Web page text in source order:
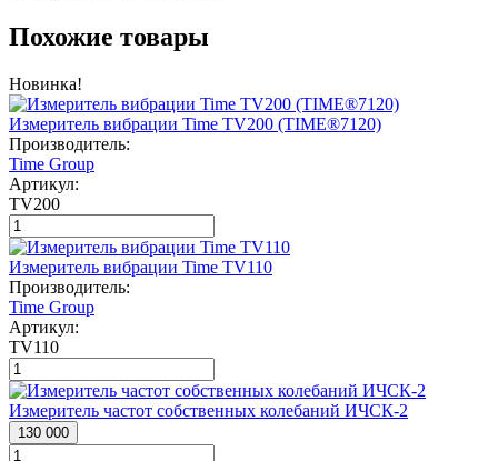
Похожие товары
Новинка!
Измеритель вибрации Time TV200 (TIME®7120)
Производитель:
Time Group
Артикул:
TV200
Измеритель вибрации Time TV110
Производитель:
Time Group
Артикул:
TV110
Измеритель частот собственных колебаний ИЧСК-2
130 000